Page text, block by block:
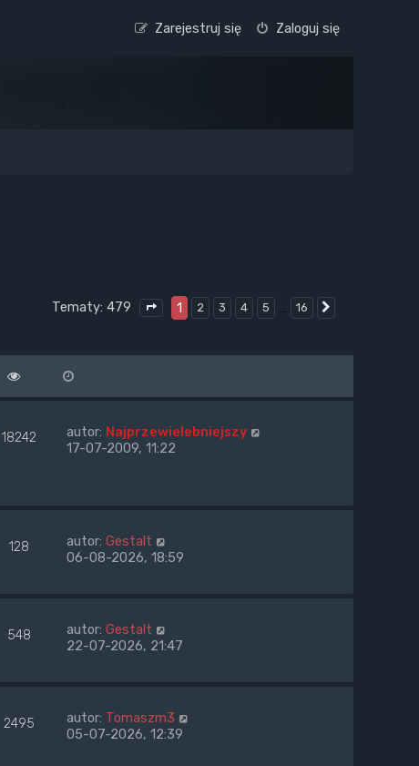
Zaloguj się
Zarejestruj się
Tematy: 479 Strona1 16
1 2 3 4 5 … 16
18242 autor: Najprzewielebniejszy
17-07-2009, 11:22
128 autor: Gestalt
06-08-2026, 18:59
548 autor: Gestalt
22-07-2026, 21:47
2495 autor: Tomaszm3
05-07-2026, 12:39